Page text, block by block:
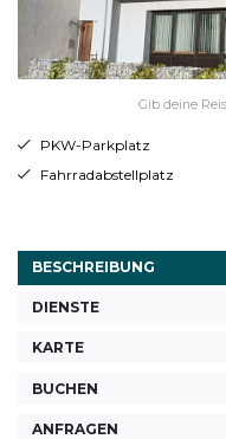
Gib deine
PKW-Parkplatz
Fahrradabstellplatz
BESCHREIBUNG
DIENSTE
KARTE
BUCHEN
ANFRAGEN